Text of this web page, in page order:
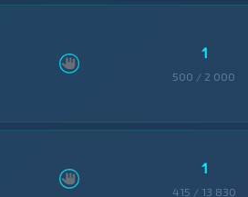
1
500 / 2 000
1
415 / 13 830